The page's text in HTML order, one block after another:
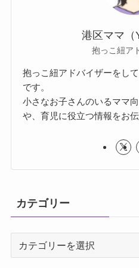
港区ママ（
抱っこ紐ア
抱っこ紐アドバイザーをし
です。
小さなお子さんのいるママ
や、育児に役立つ情報をお伝
カテゴリー